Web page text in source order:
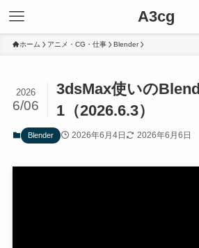
A3cg
ホーム アニメ・CG・仕事 Blender
3dsMax使いの
1（2026.6.3）
2026
6/06
Blender 2026年6月4日 2026年6月6日